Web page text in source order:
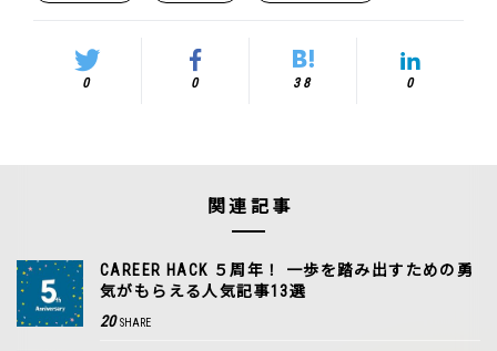
0 0 38 0
関連記事
CAREER HACK ５周年！ 一歩を踏み出すための勇
気がもらえる人気記事13選
20 SHARE